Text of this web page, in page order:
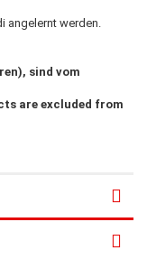
angelernt werden.
sind vom
are excluded from